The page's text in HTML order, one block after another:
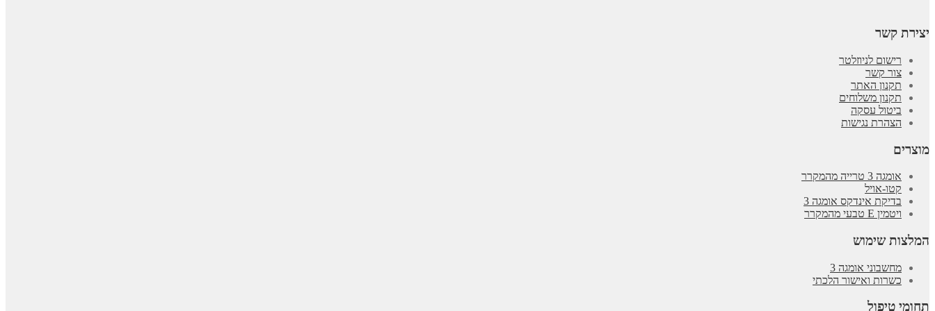
יצירת קשר
רישום לניוזלטר
צור קשר
תקנון האתר
תקנון משלוחים
ביטול עסקה
הצהרת נגישות
מוצרים
אומגה 3 טרייה מהמקרר
קטו-אויל
בדיקת אינדקס אומגה 3
ויטמין E טבעי מהמקרר
המלצות שימוש
מחשבוני אומגה 3
כשרות ואישור הלכתי
תחומי טיפול